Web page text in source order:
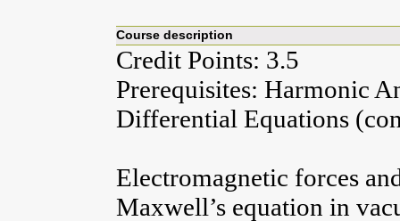
Course description
Credit Points: 3.5
Prerequisites: Harmonic
Differential Equations
Electromagnetic forces
Maxwell’s equation in